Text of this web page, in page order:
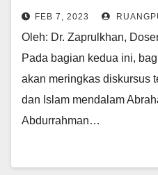
FEB 7, 2023
Oleh: Dr. Zaprulkhan,
Pada bagian kedua ini,
akan meringkas diskursus
dan Islam mendalam
Abdurrahman…